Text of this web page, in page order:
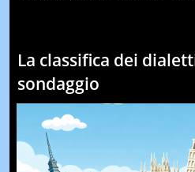
La classifica dei
sondaggio